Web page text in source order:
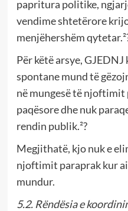
papritura politike,
vendime shtetërore
menjëhershëm
Për këtë arsye,
spontane mund të
në mungesë të njoftimit
paqësore dhe nuk
rendin publik.²?
Megjithatë, kjo nuk e
njoftimit paraprak kur
mundur.
5.2. Rëndësia e